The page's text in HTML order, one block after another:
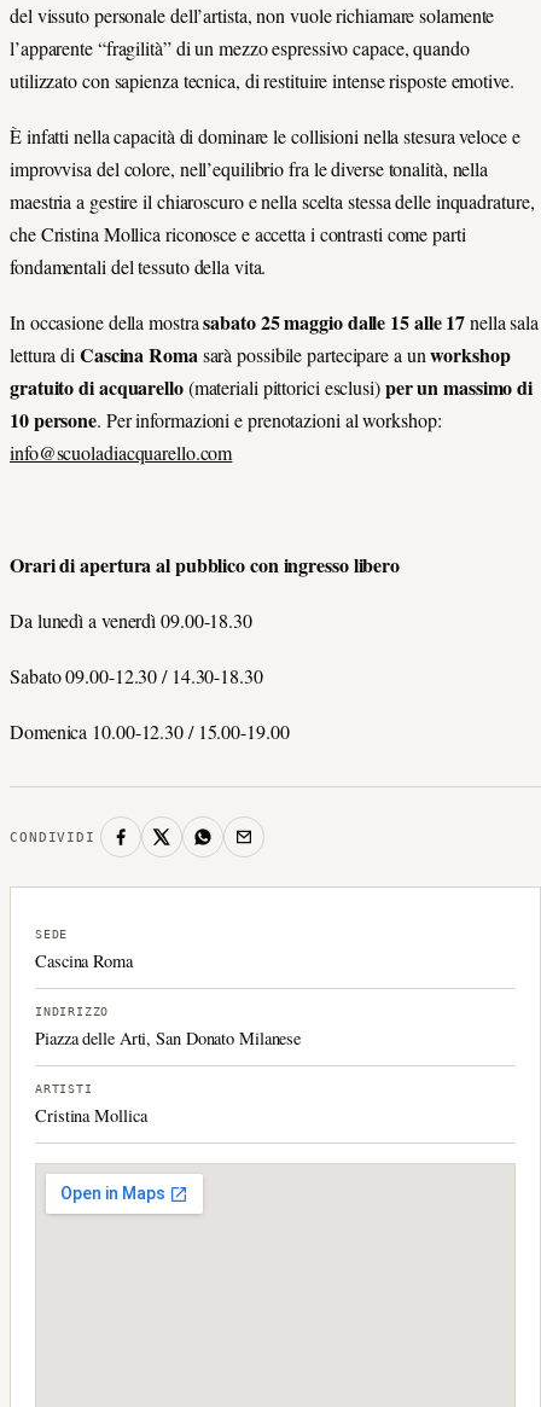
del vissuto personale dell’artista, non vuole richiamare solamente
l’apparente “fragilità” di un mezzo espressivo capace, quando
utilizzato con sapienza tecnica, di restituire intense risposte emotive.
È infatti nella capacità di dominare le collisioni nella stesura veloce e
improvvisa del colore, nell’equilibrio fra le diverse tonalità, nella
maestria a gestire il chiaroscuro e nella scelta stessa delle inquadrature,
che Cristina Mollica riconosce e accetta i contrasti come parti
fondamentali del tessuto della vita.
In occasione della mostrasabato 25 maggio dalle 15 alle 17nella sala
lettura di Cascina Roma sarà possibile partecipare a unworkshop
gratuito di acquarello(materiali pittorici esclusi)per un massimo di
10 persone. Per informazioni e prenotazioni al workshop:
info@scuoladiacquarello.com
Orari di apertura al pubblico con ingresso libero
Da lunedì a venerdì 09.00-18.30
Sabato 09.00-12.30 / 14.30-18.30
Domenica 10.00-12.30 / 15.00-19.00
CONDIVIDI
SEDE
Cascina Roma
INDIRIZZO
Piazza delle Arti, San Donato Milanese
ARTISTI
Cristina Mollica